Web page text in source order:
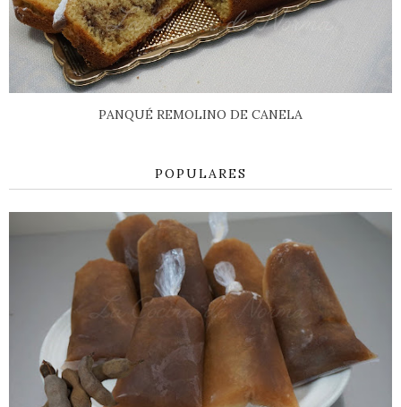
PANQUÉ REMOLINO DE CANELA
POPULARES